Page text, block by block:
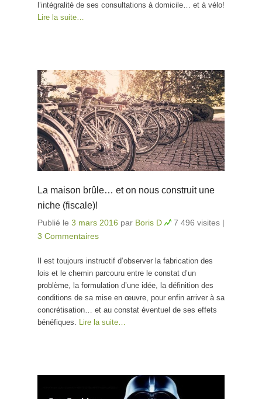
l’intégralité de ses consultations à domicile… et à vélo!
Lire la suite…
La maison brûle… et on nous construit une
niche (fiscale)!
Publié le 3 mars 2016 par Boris D 7 496 visites |
3 Commentaires
Il est toujours instructif d’observer la fabrication des
lois et le chemin parcouru entre le constat d’un
problème, la formulation d’une idée, la définition des
conditions de sa mise en œuvre, pour enfin arriver à sa
concrétisation… et au constat éventuel de ses effets
bénéfiques.
Lire la suite…